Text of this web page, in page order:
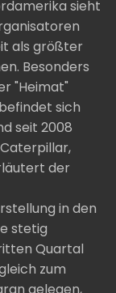
sieht
als größter
Besonders
"Heimat"
sich
seit 2008
der
in den
stetig
Quartal
zum
gelegen,